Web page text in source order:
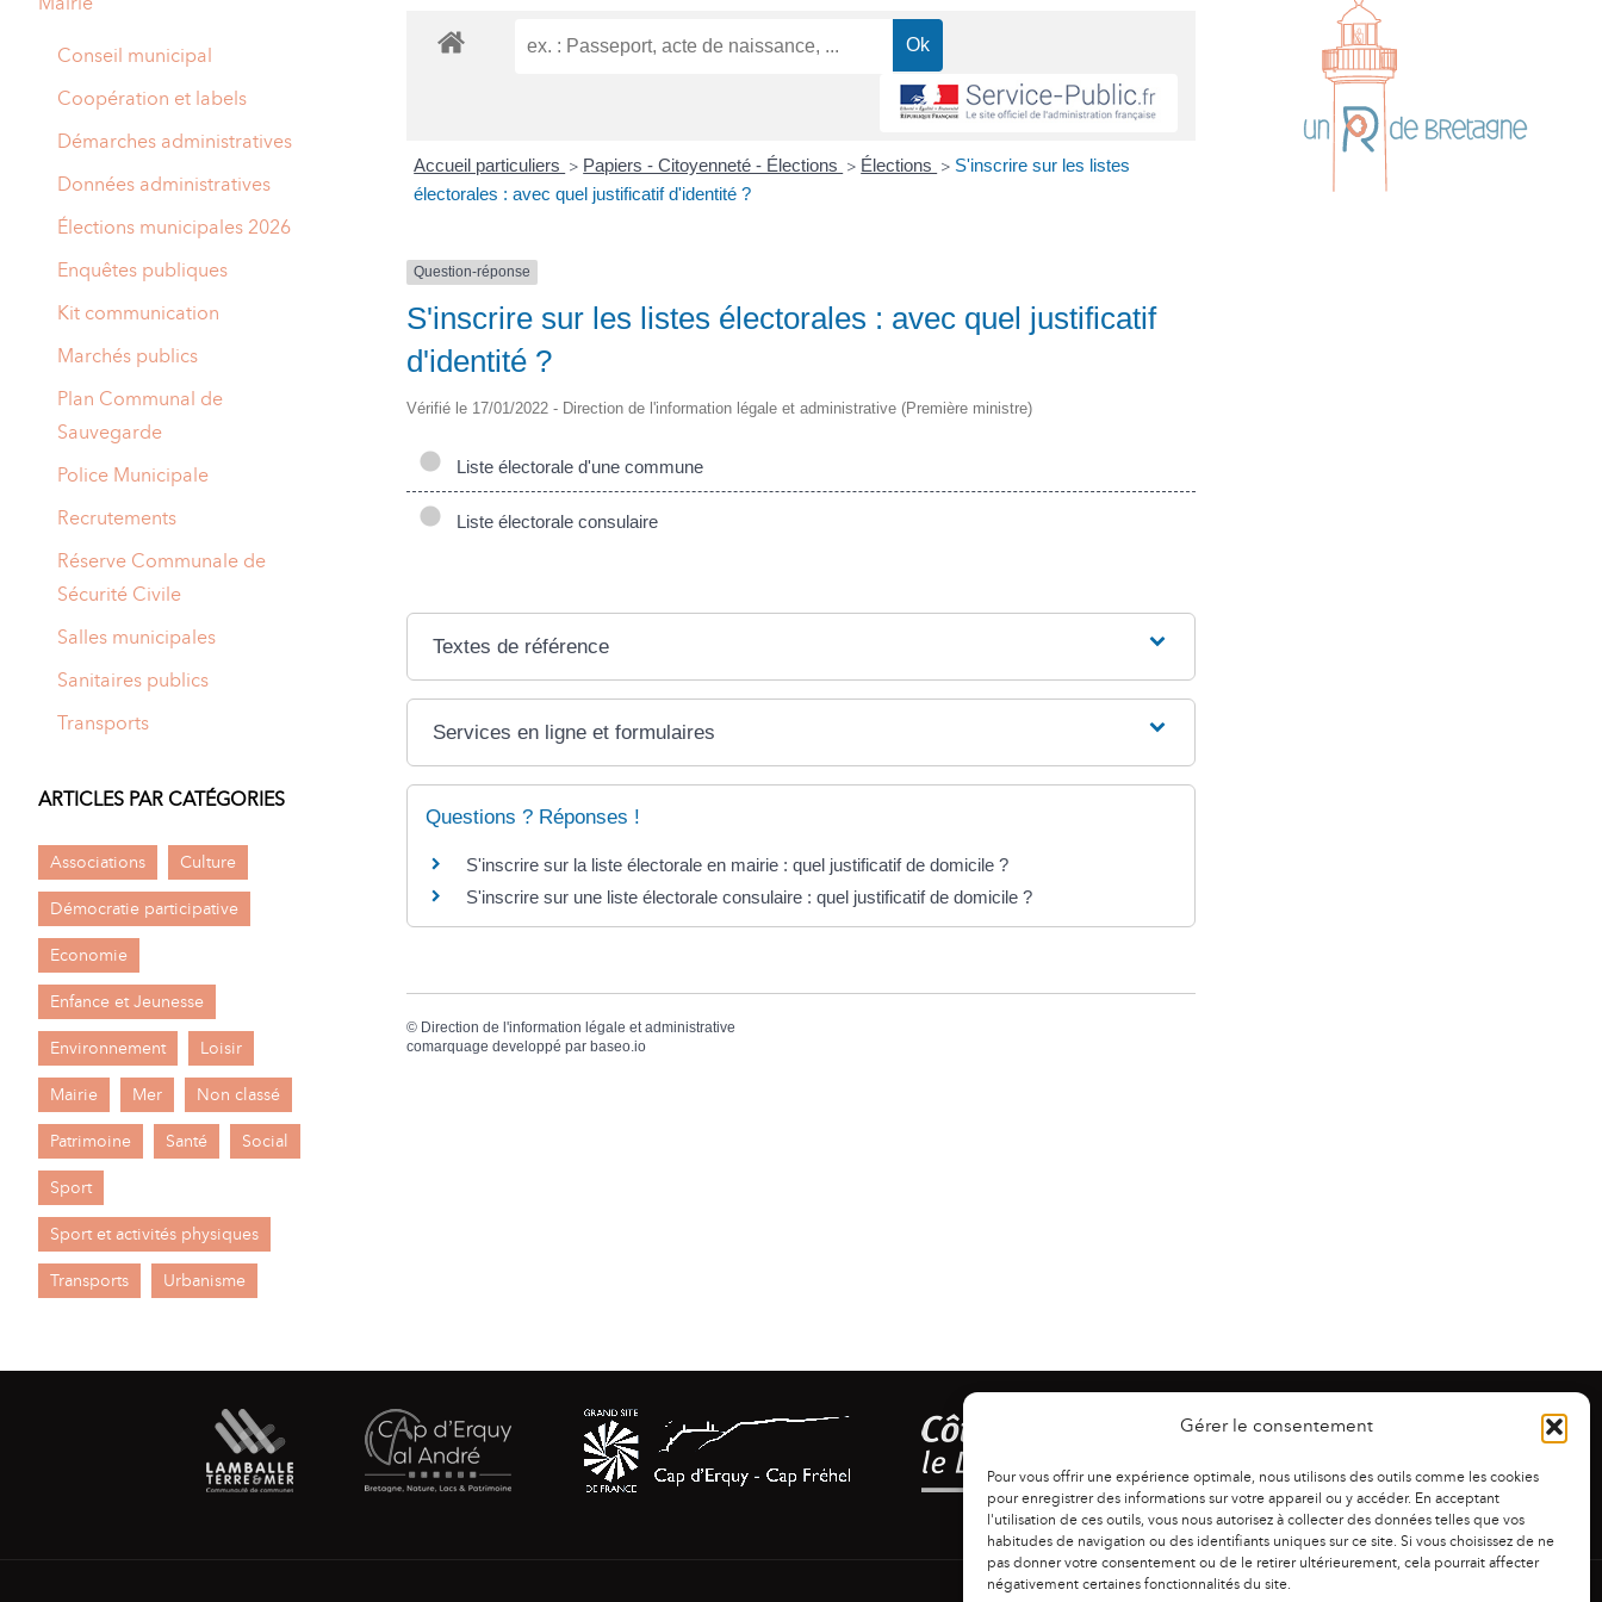
Gérer le consentement
Pour vous offrir une expérience optimale, nous utilisons des outils comme les cookies
pour enregistrer des informations sur votre appareil ou y accéder. En acceptant
l'utilisation de ces outils, vous nous autorisez à collecter des données telles que vos
habitudes de navigation ou des identifiants uniques sur ce site. Si vous choisissez de ne
pas donner votre consentement ou de le retirer ultérieurement, cela pourrait affecter
négativement certaines fonctionnalités du site.
Accueil particuliers > Papiers - Citoyenneté - Élections > Élections > S'inscrire sur les listes
électorales : avec quel justificatif d'identité ?
Question-réponse
S'inscrire sur les listes électorales : avec quel justificatif
d'identité ?
Vérifié le 17/01/2022 - Direction de l'information légale et administrative (Première ministre)
Liste électorale d'une commune
Liste électorale consulaire
Textes de référence
Services en ligne et formulaires
Questions ? Réponses !
S'inscrire sur la liste électorale en mairie : quel justificatif de domicile ?
S'inscrire sur une liste électorale consulaire : quel justificatif de domicile ?
© Direction de l'information légale et administrative
comarquage developpé par baseo.io
Conseil municipal
Coopération et labels
Démarches administratives
Données administratives
Élections municipales 2026
Enquêtes publiques
Kit communication
Marchés publics
Plan Communal de
Sauvegarde
Police Municipale
Recrutements
Réserve Communale de
Sécurité Civile
Salles municipales
Sanitaires publics
Transports
ARTICLES PAR CATÉGORIES
Associations Culture
Démocratie participative
Economie
Enfance et Jeunesse
Environnement Loisir
Mairie Mer Non classé
Patrimoine Santé Social
Sport
Sport et activités physiques
Transports Urbanisme